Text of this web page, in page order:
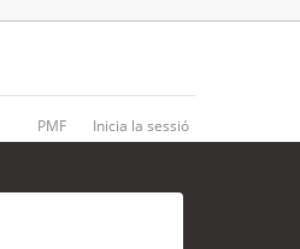
PMF Inicia la sessió